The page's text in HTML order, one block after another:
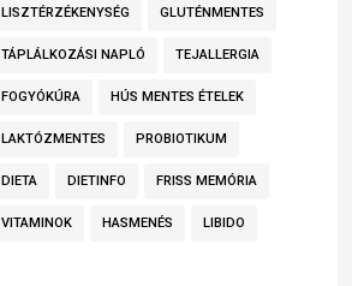
LISZTÉRZÉKENYSÉG GLUTÉNMENTES
TÁPLÁLKOZÁSI NAPLÓ TEJALLERGIA
FOGYÓKÚRA HÚS MENTES ÉTELEK
LAKTÓZMENTES PROBIOTIKUM
DIETA DIETINFO FRISS MEMÓRIA
VITAMINOK HASMENÉS LIBIDO